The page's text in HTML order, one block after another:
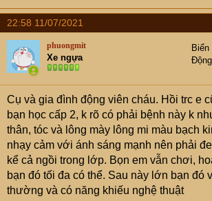
22:58 11/07/2021
phuongmit
Xe ngựa
Biển
Cụ và gia đình động viên cháu. Hồi trc e
bạn học cấp 2, k rõ có phải bệnh này k
thân, tóc và lông mày lông mi màu bạch
nhạy cảm với ánh sáng mạnh nên phải
kể cả ngồi trong lớp. Bọn em vẫn chơi,
bạn đó tối đa có thể. Sau này lớn bạn đó
thường và có năng khiếu nghệ thuật